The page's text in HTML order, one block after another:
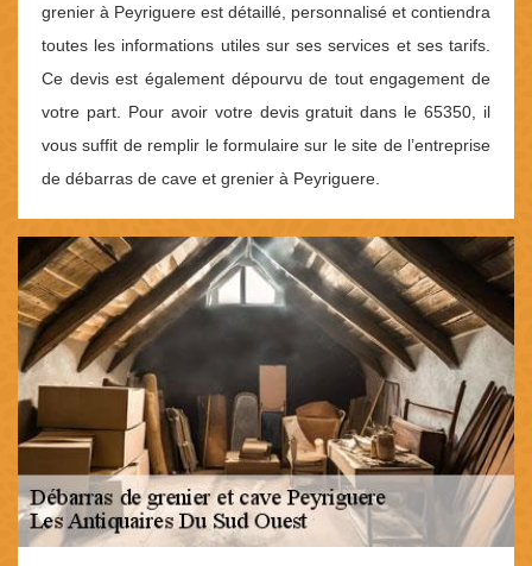
grenier à Peyriguere est détaillé, personnalisé et contiendra
toutes les informations utiles sur ses services et ses tarifs.
Ce devis est également dépourvu de tout engagement de
votre part. Pour avoir votre devis gratuit dans le 65350, il
vous suffit de remplir le formulaire sur le site de l’entreprise
de débarras de cave et grenier à Peyriguere.